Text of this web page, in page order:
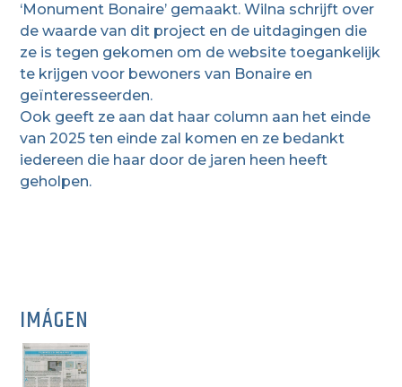
‘Monument Bonaire’ gemaakt. Wilna schrijft over
de waarde van dit project en de uitdagingen die
ze is tegen gekomen om de website toegankelijk
te krijgen voor bewoners van Bonaire en
geïnteresseerden.
Ook geeft ze aan dat haar column aan het einde
van 2025 ten einde zal komen en ze bedankt
iedereen die haar door de jaren heen heeft
geholpen.
IMÁGEN